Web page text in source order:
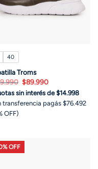
40
Troms
El
precio
original
era:
$149.990.
$89.990El
precio
actual
es:
$89.990.
sin interés de $14.998
transferencia pagás $76.492
OFF)
OFF